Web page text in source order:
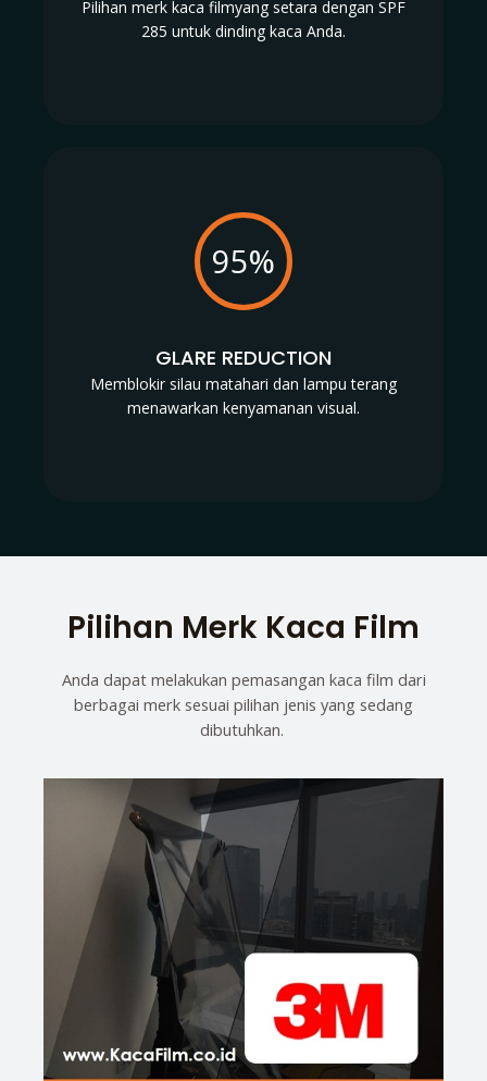
Pilihan merk kaca filmyang setara dengan SPF
285 untuk dinding kaca Anda.
95%
GLARE REDUCTION
Memblokir silau matahari dan lampu terang
menawarkan kenyamanan visual.
Pilihan Merk Kaca Film
Anda dapat melakukan pemasangan kaca film dari
berbagai merk sesuai pilihan jenis yang sedang
dibutuhkan.